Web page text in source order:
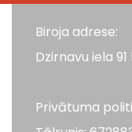
Biroja adrese:
Dzirnavu iela 91
Privātuma